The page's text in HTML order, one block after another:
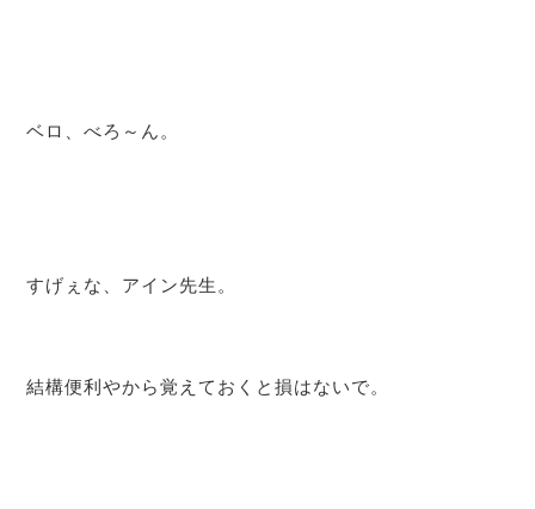
ベロ、べろ～ん。
すげぇな、アイン先生。
結構便利やから覚えておくと損はないで。